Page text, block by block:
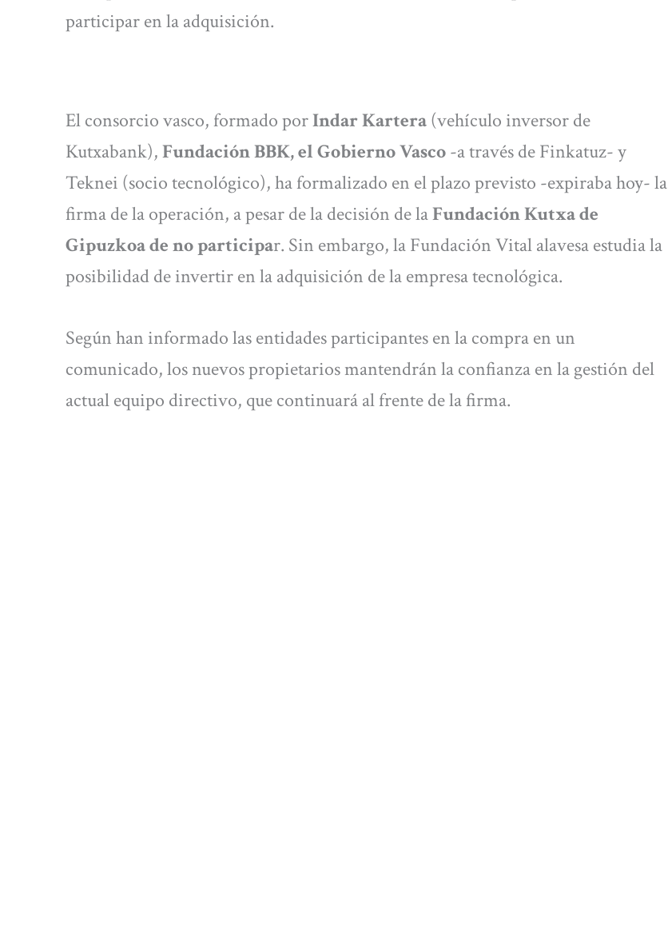
participar en la adquisición.
El consorcio vasco, formado porIndar Kartera(vehículo inversor de
Kutxabank),Fundación BBK, el Gobierno Vasco-a través de Finkatuz- y
Teknei (socio tecnológico), ha formalizado en el plazo previsto -expiraba hoy- la
firma de la operación, a pesar de la decisión de laFundación Kutxa de
Gipuzkoa de no participar. Sin embargo, la Fundación Vital alavesa estudia la
posibilidad de invertir en la adquisición de la empresa tecnológica.
Según han informado las entidades participantes en la compra en un
comunicado, los nuevos propietarios mantendrán la confianza en la gestión del
actual equipo directivo, que continuará al frente de la firma.